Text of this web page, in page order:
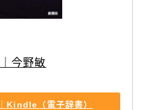
今野敏
Kindle（電子辞書）